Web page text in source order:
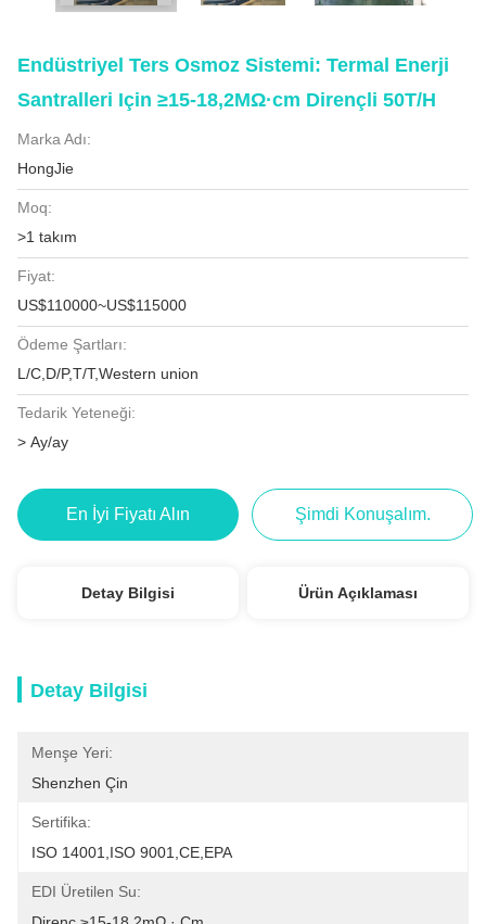
Endüstriyel Ters Osmoz Sistemi: Termal Enerji
Santralleri Için ≥15-18,2MΩ·cm Dirençli 50T/H
Marka Adı:
HongJie
Moq:
>1 takım
Fiyat:
US$110000~US$115000
Ödeme Şartları:
L/C,D/P,T/T,Western union
Tedarik Yeteneği:
> Ay/ay
En İyi Fiyatı Alın Şimdi Konuşalım.
Detay Bilgisi Ürün Açıklaması
Detay Bilgisi
Menşe Yeri:
Shenzhen Çin
Sertifika:
ISO 14001,ISO 9001,CE,EPA
EDI Üretilen Su: